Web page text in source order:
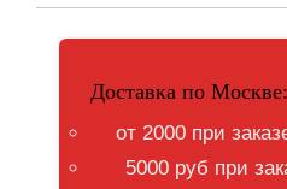
Доставка по Москве:
от 2000 при
5000 руб при